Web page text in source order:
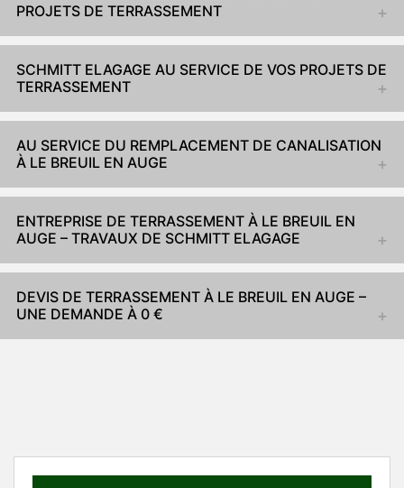
PROJETS DE TERRASSEMENT
SCHMITT ELAGAGE AU SERVICE DE VOS PROJETS DE
TERRASSEMENT
AU SERVICE DU REMPLACEMENT DE CANALISATION
À LE BREUIL EN AUGE
ENTREPRISE DE TERRASSEMENT À LE BREUIL EN
AUGE – TRAVAUX DE SCHMITT ELAGAGE
DEVIS DE TERRASSEMENT À LE BREUIL EN AUGE –
UNE DEMANDE À 0 €